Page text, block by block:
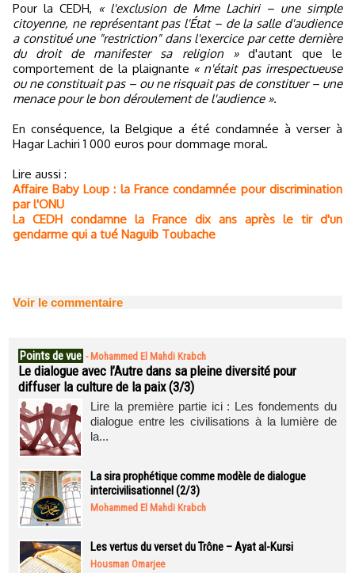
Pour la CEDH, « l'exclusion de Mme Lachiri – une simple
citoyenne, ne représentant pas l'État – de la salle d'audience
a constitué une "restriction" dans l'exercice par cette dernière
du droit de manifester sa religion »d'autant que le
comportement de la plaignante « n'était pas irrespectueuse
ou ne constituait pas – ou ne risquait pas de constituer – une
menace pour le bon déroulement de l'audience ».
En conséquence, la Belgique a été condamnée à verser à
Hagar Lachiri 1 000 euros pour dommage moral.
Lire aussi :
Affaire Baby Loup : la France condamnée pour discrimination
par l'ONU
La CEDH condamne la France dix ans après le tir d'un
gendarme qui a tué Naguib Toubache
Voir le commentaire
Points de vue - Mohammed El Mahdi Krabch
Le dialogue avec l’Autre dans sa pleine diversité pour
diffuser la culture de la paix (3/3)
Lire la première partie ici : Les fondements du
dialogue entre les civilisations à la lumière de
la...
La sira prophétique comme modèle de dialogue
intercivilisationnel (2/3)
Mohammed El Mahdi Krabch
Les vertus du verset du Trône – Ayat al-Kursi
Housman Omarjee